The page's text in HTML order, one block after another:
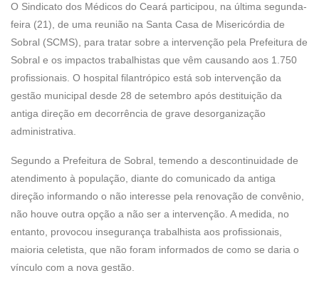
c
e
b
o
o
k
i
t
t
e
r
a
t
s
A
p
p
e
g
r
a
m
O Sindicato dos Médicos do Ceará participou, na última segunda-
feira (21), de uma reunião na Santa Casa de Misericórdia de
Sobral (SCMS), para tratar sobre a intervenção pela Prefeitura de
Sobral e os impactos trabalhistas que vêm causando aos 1.750
profissionais. O hospital filantrópico está sob intervenção da
gestão municipal desde 28 de setembro após destituição da
antiga direção em decorrência de grave desorganização
administrativa.
Segundo a Prefeitura de Sobral, temendo a descontinuidade de
atendimento à população, diante do comunicado da antiga
direção informando o não interesse pela renovação de convênio,
não houve outra opção a não ser a intervenção. A medida, no
entanto, provocou insegurança trabalhista aos profissionais,
maioria celetista, que não foram informados de como se daria o
vínculo com a nova gestão.